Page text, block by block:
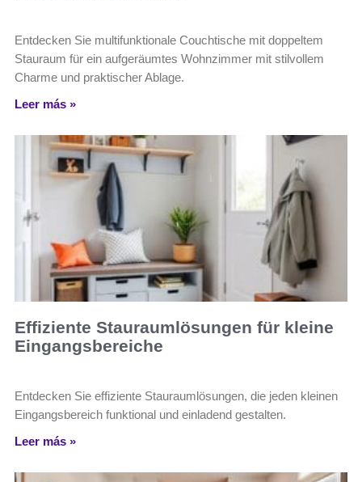
Entdecken Sie multifunktionale Couchtische mit doppeltem
Stauraum für ein aufgeräumtes Wohnzimmer mit stilvollem
Charme und praktischer Ablage.
Leer más »
Effiziente Stauraumlösungen für kleine
Eingangsbereiche
Entdecken Sie effiziente Stauraumlösungen, die jeden kleinen
Eingangsbereich funktional und einladend gestalten.
Leer más »